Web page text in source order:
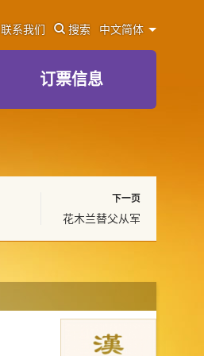
联系我们 搜索 中文简体
订票信息
下一页
花木兰替父从军